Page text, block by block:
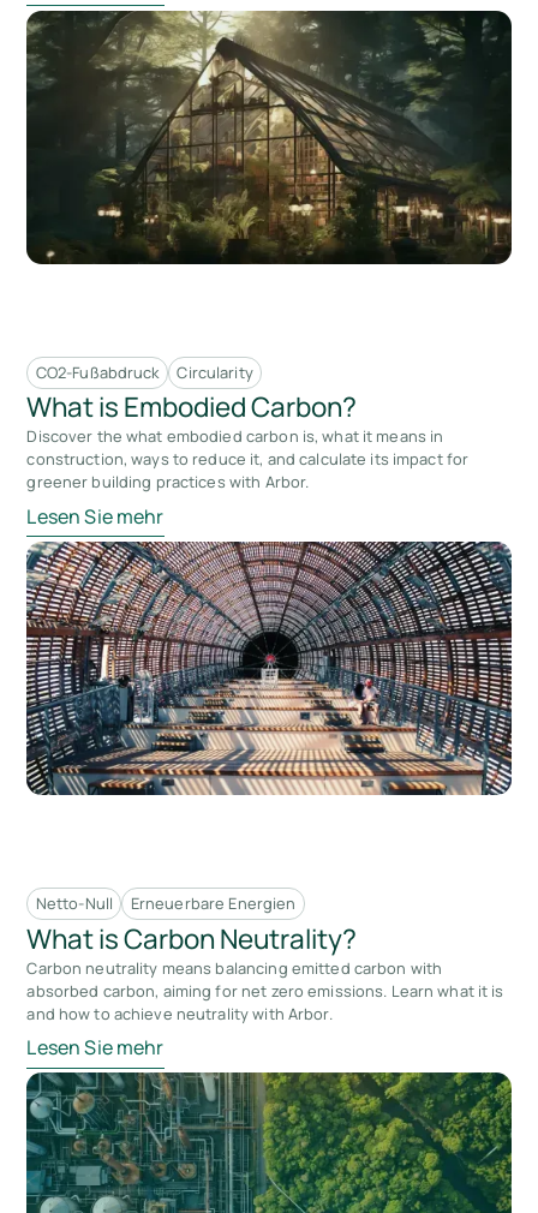
CO2-Fußabdruck Circularity
What is Embodied Carbon?
Discover the what embodied carbon is, what it means in
construction, ways to reduce it, and calculate its impact for
greener building practices with Arbor.
Lesen Sie mehr
Netto-Null Erneuerbare Energien
What is Carbon Neutrality?
Carbon neutrality means balancing emitted carbon with
absorbed carbon, aiming for net zero emissions. Learn what it is
and how to achieve neutrality with Arbor.
Lesen Sie mehr